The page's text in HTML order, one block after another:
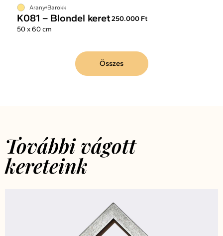
Arany Barokk
K081 – Blondel keret250.000 Ft
50 x 60 cm
Összes
További vágott
kereteink